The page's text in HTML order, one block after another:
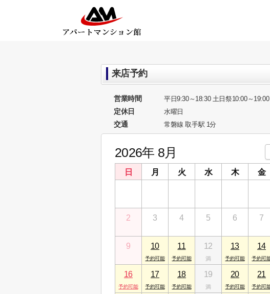
来店予約
営業時間 平日9:30～18:30 土日祭10:00～19:00
定休日 水曜日
交通 常磐線 取手駅 1分
2026年 8月
日 月 火 水 木 金
2 3 4 5 6 7
9 10 11 12 13 14
16 17 18 19 20 21